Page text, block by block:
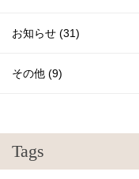
お知らせ (31)
その他 (9)
Tags